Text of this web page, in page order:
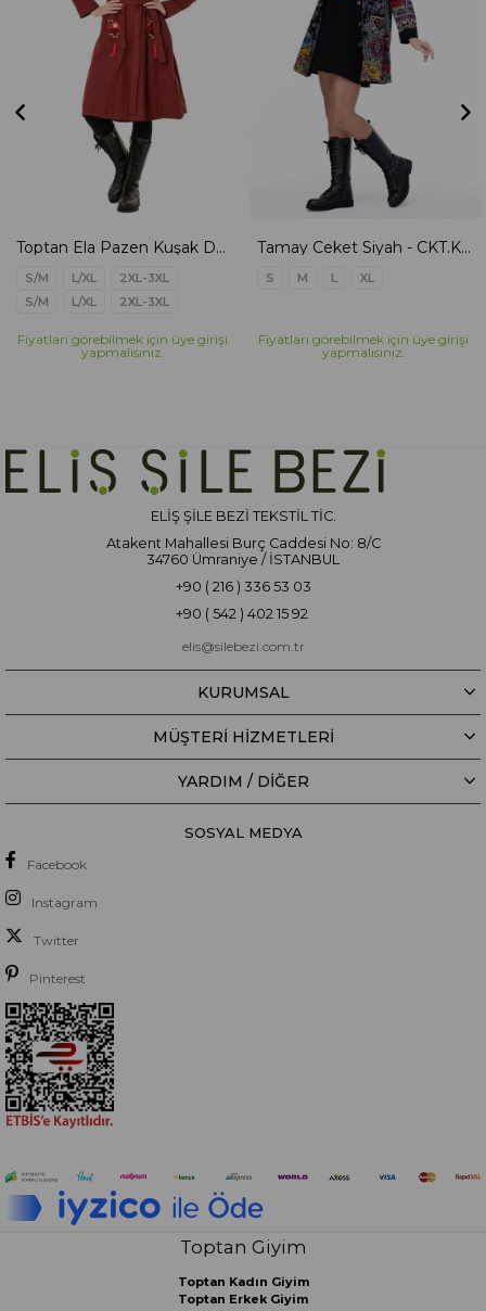
Toptan Ela Pazen Kuşak Detaylı Ceket Bordo
S/M L/XL 2XL-3XL
Fiyatları görebilmek için üye girişi
yapmalısınız.
Tamay Ceket Siyah - CKT.K.0002
XL
Fiyatları görebilmek için üye girişi
yapmalısınız.
ELİŞ ŞİLE BEZİ TEKSTİL TİC.
Atakent Mahallesi Burç Caddesi No: 8/C
34760 Ümraniye / İSTANBUL
+90 ( 216 ) 336 53 03
+90 ( 542 ) 402 15 92
elis@silebezi.com.tr
KURUMSAL
MÜŞTERİ HİZMETLERİ
YARDIM / DIĞER
SOSYAL MEDYA
Facebook
Instagram
Twitter
Pinterest
Toptan Giyim
Toptan Kadın Giyim
Toptan Erkek Giyim